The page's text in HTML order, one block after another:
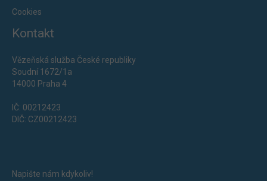
Cookies
Kontakt
Vězeňská služba České republiky
Soudní 1672/1a
14000 Praha 4
IČ: 00212423
DIČ: CZ00212423
Napište nám kdykoliv!